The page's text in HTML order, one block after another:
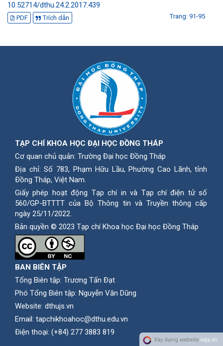
10.52714/dthu.24.2.2017.439
PDF Trích dẫn Trang: 91-95
TẠP CHÍ KHOA HỌC ĐẠI HỌC ĐỒNG THÁP
Cơ quan chủ quản: Trường Đại học Đồng Tháp
Địa chỉ: Số 783, Phạm Hữu Lầu, Phường Cao Lãnh, tỉnh
Ðồng Tháp, Việt Nam.
Giấy phép hoạt động Tạp chí in và Tạp chí điện tử số
560/GP-BTTTT của Bộ Thông tin và Truyền thông cấp
ngày 25/11/2022.
Bản quyền © 2023 Tạp chí Khoa học Đại học Đồng Tháp
BAN BIÊN TẬP
Tổng Biên tập: Trương Tấn Đạt
Phó Tổng Biên tập: Nguyễn Văn Dũng
Website: dthujs.vn
Email: tapchikhoahoc@dthu.edu.vn
Ðiện thoại: (+84) 277 3883 819